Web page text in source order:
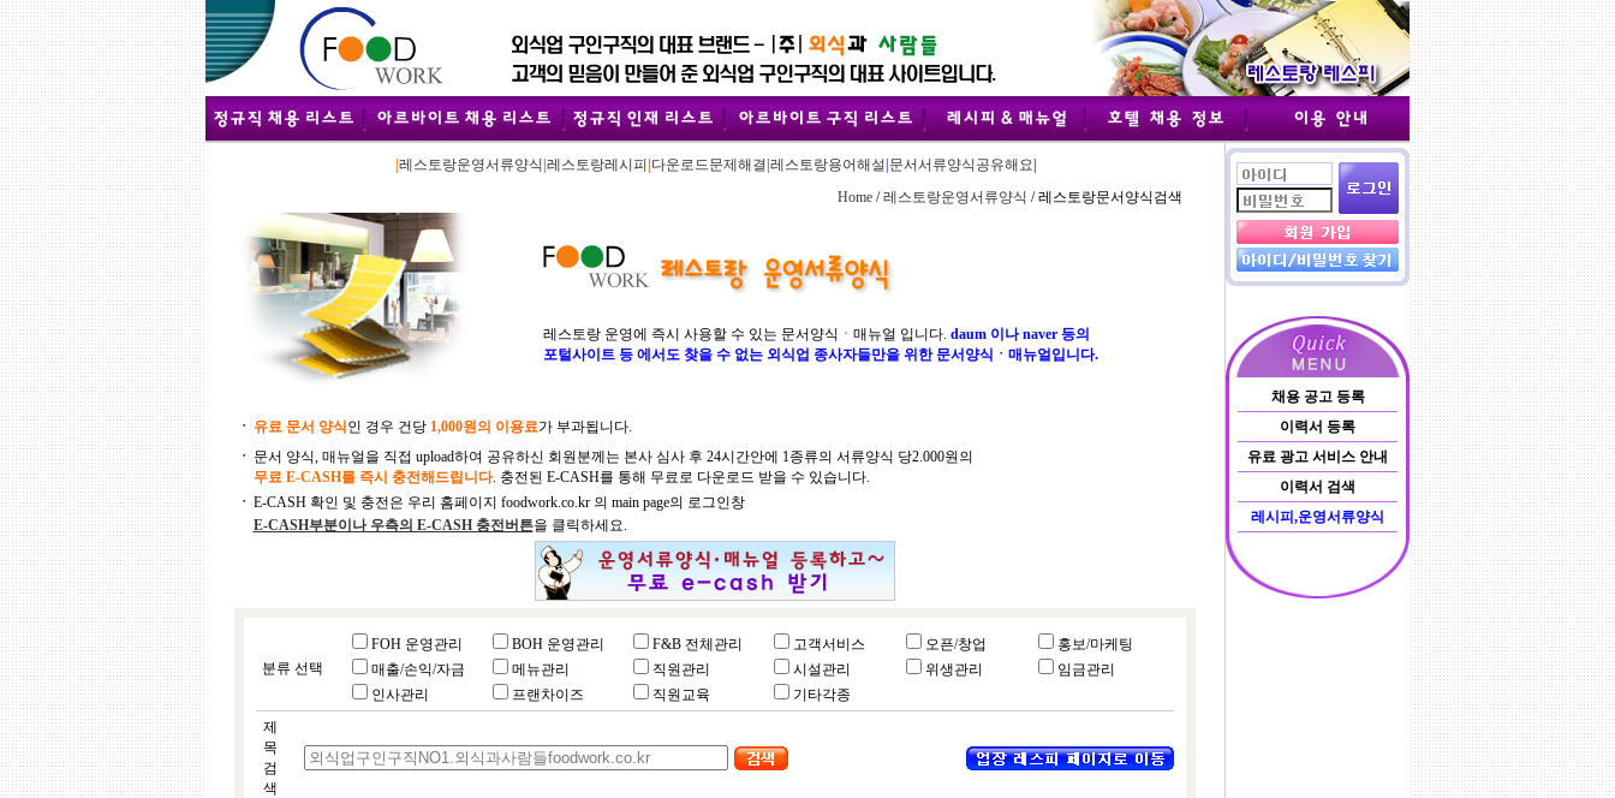
레스토랑운영서류양식 레스토랑레시피 다운로드문제해결 레스토랑용어해설 문서서류양식공유해요
Home/레스토랑운영서류양식 / 레스토랑문서양식검색
레스토랑 운영에 즉시 사용할 수 있는 문서양식ㆍ매뉴얼 입니다. daum 이나 naver 등의
포털사이트 등 에서도 찾을 수 없는 외식업 종사자들만을 위한 문서양식ㆍ매뉴얼입니다.
ㆍ 유료 문서 양식인 경우 건당 1,000원의 이용료가 부과됩니다.
ㆍ 문서 양식, 매뉴얼을 직접 upload하여 공유하신 회원분께는 본사 심사 후 24시간안에 1종류의 서류양식 당2.000원의
무료 E-CASH를 즉시 충전해드립니다. 충전된 E-CASH를 통해 무료로 다운로드 받을 수 있습니다.
ㆍ E-CASH 확인 및 충전은 우리 홈페이지 foodwork.co.kr 의 main page의 로그인창
E-CASH부분이나 우측의 E-CASH 충전버튼을 클릭하세요.
분류 선택
FOH 운영관리 BOH 운영관리 F&B 전체관리 고객서비스 오픈/창업
홍보/마케팅
매출/손익/자금
메뉴관리 직원관리 시설관리 위생관리
임금관리
인사관리
프랜차이즈 직원교육
기타각종
제
목
검
색
채용 공고 등록
이력서 등록
유료 광고 서비스 안내
이력서 검색
레시피,운영서류양식